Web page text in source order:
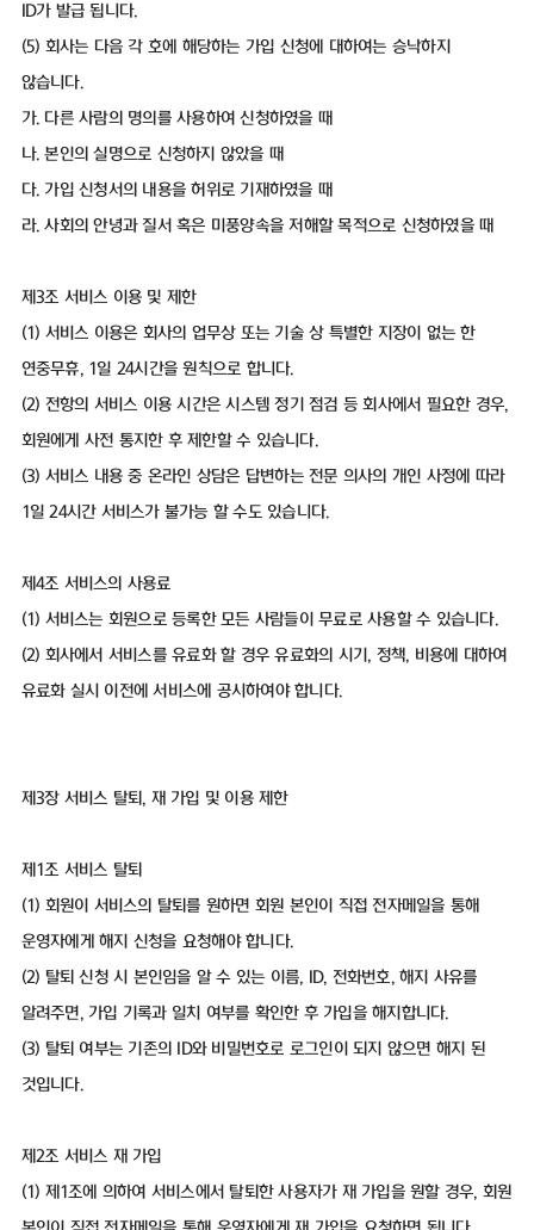
ID가 발급 됩니다.
(5) 회사는 다음 각 호에 해당하는 가입 신청에 대하여는 승낙하지
않습니다.
가. 다른 사람의 명의를 사용하여 신청하였을 때
나. 본인의 실명으로 신청하지 않았을 때
다. 가입 신청서의 내용을 허위로 기재하였을 때
라. 사회의 안녕과 질서 혹은 미풍양속을 저해할 목적으로 신청하였을 때
제3조 서비스 이용 및 제한
(1) 서비스 이용은 회사의 업무상 또는 기술 상 특별한 지장이 없는 한
연중무휴, 1일 24시간을 원칙으로 합니다.
(2) 전항의 서비스 이용 시간은 시스템 정기 점검 등 회사에서 필요한 경우,
회원에게 사전 통지한 후 제한할 수 있습니다.
(3) 서비스 내용 중 온라인 상담은 답변하는 전문 의사의 개인 사정에 따라
1일 24시간 서비스가 불가능 할 수도 있습니다.
제4조 서비스의 사용료
(1) 서비스는 회원으로 등록한 모든 사람들이 무료로 사용할 수 있습니다.
(2) 회사에서 서비스를 유료화 할 경우 유료화의 시기, 정책, 비용에 대하여
유료화 실시 이전에 서비스에 공시하여야 합니다.
제3장 서비스 탈퇴, 재 가입 및 이용 제한
제1조 서비스 탈퇴
(1) 회원이 서비스의 탈퇴를 원하면 회원 본인이 직접 전자메일을 통해
운영자에게 해지 신청을 요청해야 합니다.
(2) 탈퇴 신청 시 본인임을 알 수 있는 이름, ID, 전화번호, 해지 사유를
알려주면, 가입 기록과 일치 여부를 확인한 후 가입을 해지합니다.
(3) 탈퇴 여부는 기존의 ID와 비밀번호로 로그인이 되지 않으면 해지 된
것입니다.
제2조 서비스 재 가입
(1) 제1조에 의하여 서비스에서 탈퇴한 사용자가 재 가입을 원할 경우, 회원